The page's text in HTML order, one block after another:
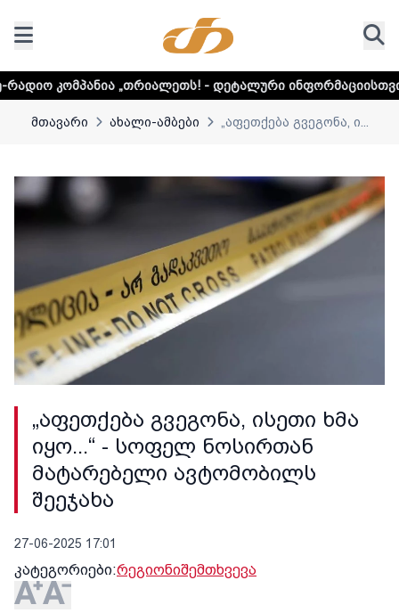
„თრიალეთს! - დეტალური ინფორმაციისთვის დააკლიკეთ
მთავარი ახალი-ამბები „აფეთქება გვეგონა, ი...
„აფეთქება გვეგონა, ისეთი ხმა
იყო...“ - სოფელ ნოსირთან
მატარებელი ავტომობილს
შეეჯახა
27-06-2025 17:01
კატეგორიები:რეგიონიშემთხვევა